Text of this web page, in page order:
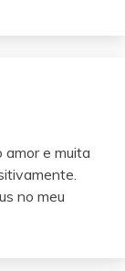
e muita
no meu